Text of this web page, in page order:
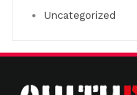
Uncategorized